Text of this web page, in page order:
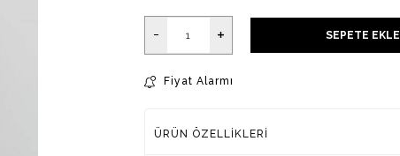
YOKTUR FİRMA ÜNVANIMIZ İLE İADENİZİ
SEPETE EKLE
Fiyat Alarmı
ÜRÜN ÖZELLIKLERI